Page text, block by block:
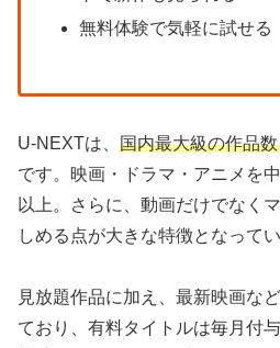
無料体験で気軽に試せる
U-NEXTは、 国内最大級の作品
です。映画・ドラマ・アニメを
以上。さらに、動画だけでなく
しめる点が大きな特徴となってい
見放題作品に加え、最新映画な
ており、有料タイトルは毎月付